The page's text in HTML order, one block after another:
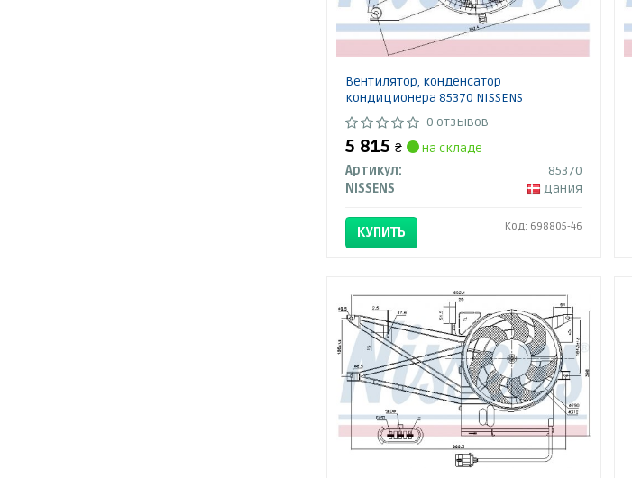
Вентилятор, конденсатор
кондиционера 85370 NISSENS
0 отзывов
5 815 ₴
на складе
Артикул:
85370
NISSENS
Дания
КУПИТЬ Код: 698805-46